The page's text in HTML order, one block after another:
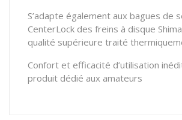
S’adapte également aux bagues de
CenterLock des freins à disque
qualité supérieure traité
Confort et efficacité d’utilisation
produit dédié aux amateurs